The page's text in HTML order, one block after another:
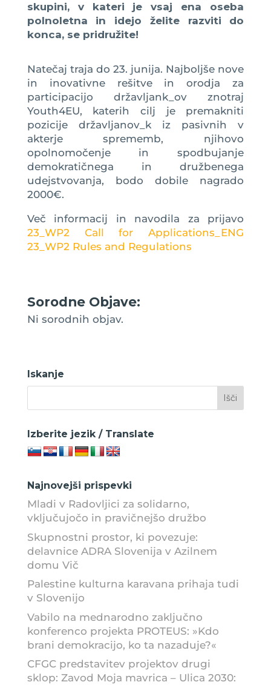
skupini, v kateri je vsaj ena oseba
polnoletna in idejo želite razviti do
konca, se pridružite!
Natečaj traja do 23. junija. Najboljše nove
in inovativne rešitve in orodja za
participacijo državljank_ov znotraj
Youth4EU, katerih cilj je premakniti
pozicije državljanov_k iz pasivnih v
akterje sprememb, njihovo
opolnomočenje in spodbujanje
demokratičnega in družbenega
udejstvovanja, bodo dobile nagrado
2000€.
Več informacij in navodila za prijavo
23_WP2 Call for Applications_ENG
23_WP2 Rules and Regulations
Sorodne Objave:
Ni sorodnih objav.
Iskanje
Izberite jezik / Translate
Najnovejši prispevki
Mladi v Radovljici za solidarno,
vključujočo in pravičnejšo družbo
Skupnostni prostor, ki povezuje:
delavnice ADRA Slovenija v Azilnem
domu Vič
Palestine kulturna karavana prihaja tudi
v Slovenijo
Vabilo na mednarodno zaključno
konferenco projekta PROTEUS: »Kdo
brani demokracijo, ko ta nazaduje?«
CFGC predstavitev projektov drugi
sklop: Zavod Moja mavrica – Ulica 2030: